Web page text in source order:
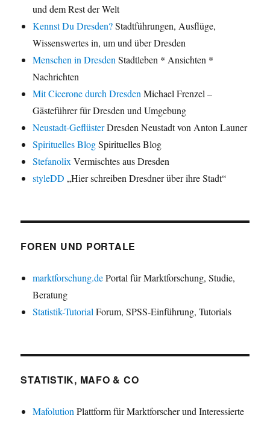
und dem Rest der Welt
Kennst Du Dresden?Stadtführungen, Ausflüge,
Wissenswertes in, um und über Dresden
Menschen in DresdenStadtleben * Ansichten *
Nachrichten
Mit Cicerone durch DresdenMichael Frenzel –
Gästeführer für Dresden und Umgebung
Neustadt-GeflüsterDresden Neustadt von Anton Launer
Spirituelles BlogSpirituelles Blog
StefanolixVermischtes aus Dresden
styleDD „Hier schreiben Dresdner über ihre Stadt“
FOREN UND PORTALE
marktforschung.dePortal für Marktforschung, Studie,
Beratung
Statistik-TutorialForum, SPSS-Einführung, Tutorials
STATISTIK, MAFO & CO
MafolutionPlattform für Marktforscher und Interessierte